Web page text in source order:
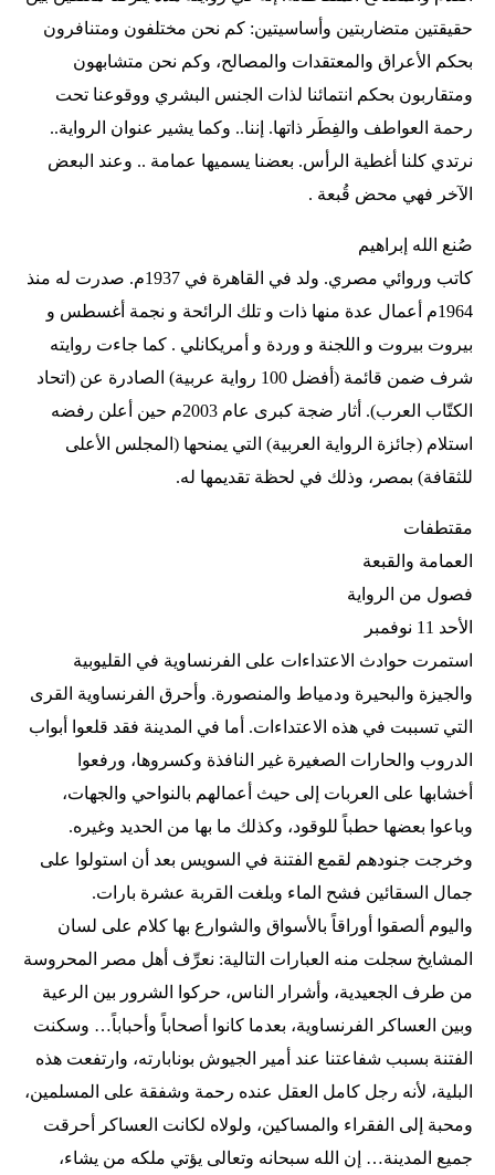
حقيقتين متضاربتين وأساسيتين: كم نحن مختلفون ومتنافرون
بحكم الأعراق والمعتقدات والمصالح، وكم نحن متشابهون
ومتقاربون بحكم انتمائنا لذات الجنس البشري ووقوعنا تحت
رحمة العواطف والفِطَر ذاتها. إننا.. وكما يشير عنوان الرواية..
نرتدي كلنا أغطية الرأس. بعضنا يسميها عمامة .. وعند البعض
الآخر فهي محض قُبعة .
صُنع الله إبراهيم
كاتب وروائي مصري. ولد في القاهرة في 1937م. صدرت له منذ
1964م أعمال عدة منها ذات و تلك الرائحة و نجمة أغسطس و
بيروت بيروت و اللجنة و وردة و أمريكانلي . كما جاءت روايته
شرف ضمن قائمة (أفضل 100 رواية عربية) الصادرة عن (اتحاد
الكتّاب العرب). أثار ضجة كبرى عام 2003م حين أعلن رفضه
استلام (جائزة الرواية العربية) التي يمنحها (المجلس الأعلى
للثقافة) بمصر، وذلك في لحظة تقديمها له.
مقتطفات
العمامة والقبعة
فصول من الرواية
الأحد 11 نوفمبر
استمرت حوادث الاعتداءات على الفرنساوية في القليوبية
والجيزة والبحيرة ودمياط والمنصورة. وأحرق الفرنساوية القرى
التي تسببت في هذه الاعتداءات. أما في المدينة فقد قلعوا أبواب
الدروب والحارات الصغيرة غير النافذة وكسروها، ورفعوا
أخشابها على العربات إلى حيث أعمالهم بالنواحي والجهات،
وباعوا بعضها حطباً للوقود، وكذلك ما بها من الحديد وغيره.
وخرجت جنودهم لقمع الفتنة في السويس بعد أن استولوا على
جمال السقائين فشح الماء وبلغت القربة عشرة بارات.
واليوم ألصقوا أوراقاً بالأسواق والشوارع بها كلام على لسان
المشايخ سجلت منه العبارات التالية: نعرِّف أهل مصر المحروسة
من طرف الجعيدية، وأشرار الناس، حركوا الشرور بين الرعية
وبين العساكر الفرنساوية، بعدما كانوا أصحاباً وأحباباً… وسكنت
الفتنة بسبب شفاعتنا عند أمير الجيوش بونابارته، وارتفعت هذه
البلية، لأنه رجل كامل العقل عنده رحمة وشفقة على المسلمين،
ومحبة إلى الفقراء والمساكين، ولولاه لكانت العساكر أحرقت
جميع المدينة… إن الله سبحانه وتعالى يؤتي ملكه من يشاء،